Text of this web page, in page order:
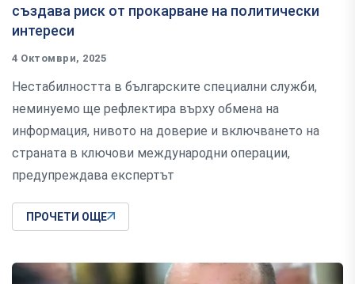
създава риск от прокарване на политически
интереси
4 Октомври, 2025
Нестабилността в българските специални служби,
неминуемо ще рефлектира върху обмена на
информация, нивото на доверие и включването на
страната в ключови международни операции,
предупреждава експертът
ПРОЧЕТИ ОЩЕ